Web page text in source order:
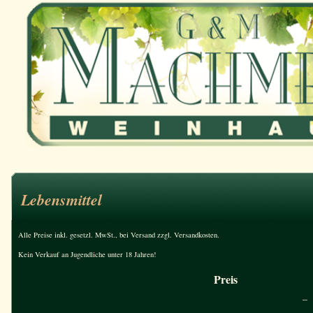
Lebensmittel
Alle Preise inkl. gesetzl. MwSt., bei Versand zzgl. Versandkosten.
Kein Verkauf an Jugendliche unter 18 Jahren!
Preis
–